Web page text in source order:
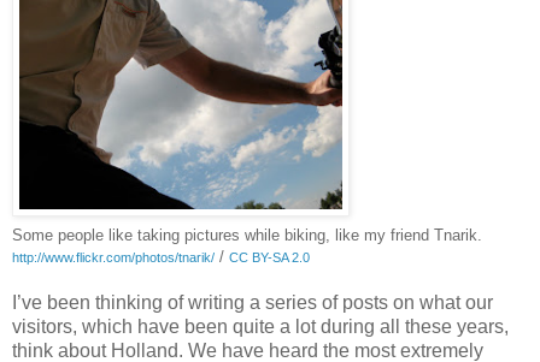
Some people like taking pictures while biking, like my friend Tnarik.
http://www.flickr.com/photos/tnarik/ / CC BY-SA 2.0
I’ve been thinking of writing a series of posts on what our
visitors, which have been quite a lot during all these years,
think about Holland. We have heard the most extremely